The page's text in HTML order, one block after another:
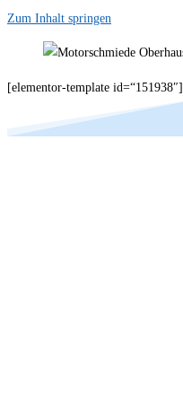
Zum Inhalt springen
[elementor-template id=“151938″]